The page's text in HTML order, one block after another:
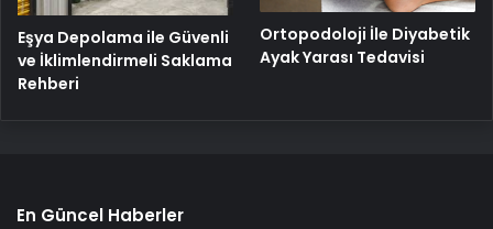
Eşya Depolama ile Güvenli
ve İklimlendirmeli Saklama
Rehberi
Ortopodoloji İle Diyabetik
Ayak Yarası Tedavisi
En Güncel Haberler